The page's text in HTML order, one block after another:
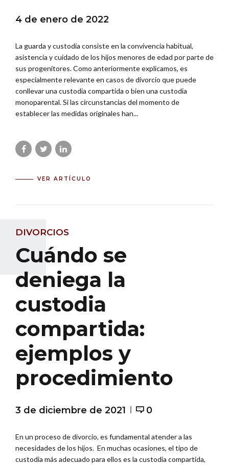
4 de enero de 2022
La guarda y custodia consiste en la convivencia habitual,
asistencia y cuidado de los hijos menores de edad por parte de
sus progenitores. Como anteriormente explicamos, es
especialmente relevante en casos de divorcio que puede
conllevar una custodia compartida o bien una custodia
monoparental. Si las circunstancias del momento de
establecer las medidas originales han...
VER ARTÍCULO
DIVORCIOS
Cuándo se
deniega la
custodia
compartida:
ejemplos y
procedimiento
3 de diciembre de 2021 0
En un proceso de divorcio, es fundamental atender a las
necesidades de los hijos. En muchas ocasiones, el tipo de
custodia más adecuado para ellos es la custodia compartida,